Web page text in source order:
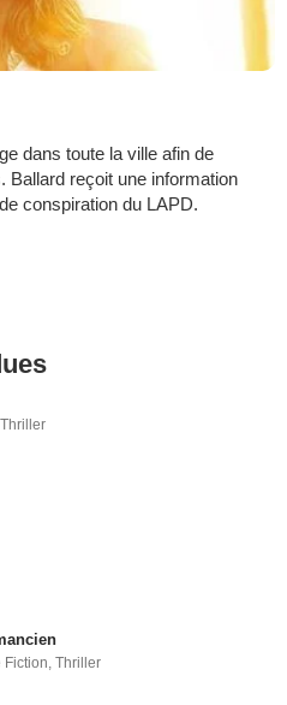
dans toute la ville afin de
Ballard reçoit une information
conspiration du LAPD.
,Thriller
Fiction,Thriller